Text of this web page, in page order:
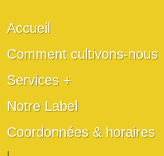
Accueil
Comment cultivons-nous
Services +
Notre Label
Coordonnées & horaires